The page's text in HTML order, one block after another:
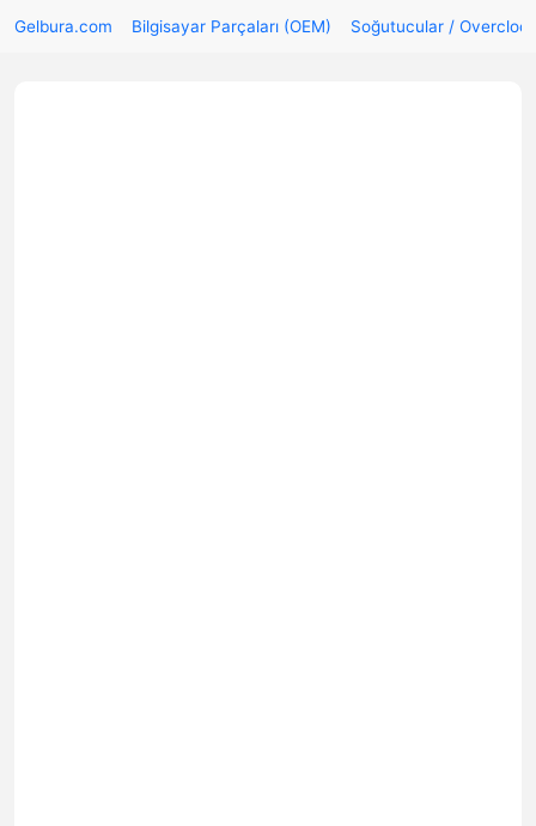
Gelbura.com Bilgisayar Parçaları (OEM) Soğutucular / Overclock